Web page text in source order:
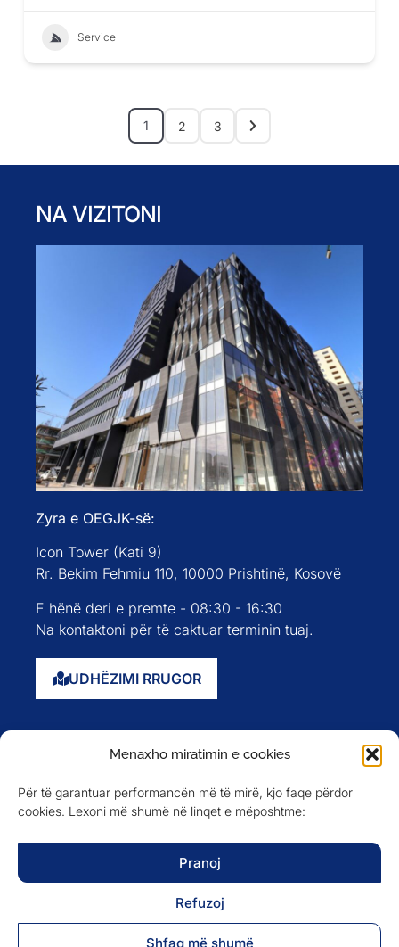
Menaxho miratimin e cookies
Për të garantuar performancën më të mirë, kjo faqe përdor
cookies. Lexoni më shumë në linqet e mëposhtme:
Pranoj
Refuzoj
Shfaq më shumë
Service
1 2 3
NA VIZITONI
Zyra e OEGJK-së:
Icon Tower (Kati 9)
Rr. Bekim Fehmiu 110, 10000 Prishtinë, Kosovë
E hënë deri e premte - 08:30 - 16:30
Na kontaktoni për të caktuar terminin tuaj.
UDHËZIMI RRUGOR
Evente
Anëtarët
Newsletter